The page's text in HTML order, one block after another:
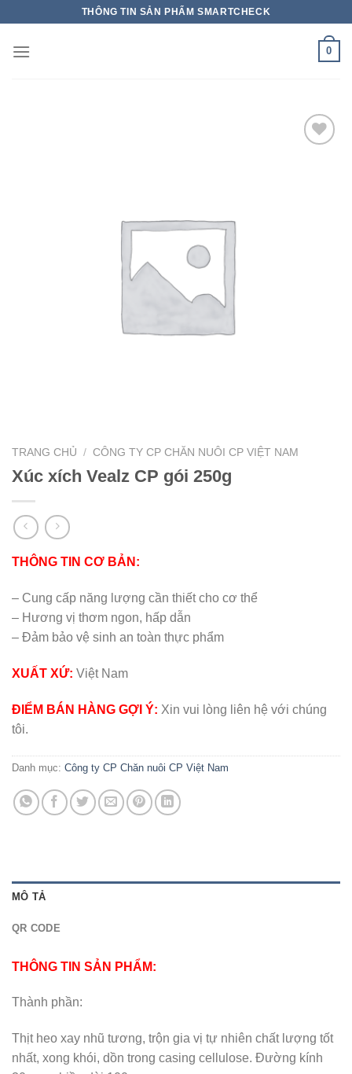
THÔNG TIN SẢN PHẨM SMARTCHECK
0
TRANG CHỦ / CÔNG TY CP CHĂN NUÔI CP VIỆT NAM
Xúc xích Vealz CP gói 250g
THÔNG TIN CƠ BẢN:
– Cung cấp năng lượng cần thiết cho cơ thể
– Hương vị thơm ngon, hấp dẫn
– Đảm bảo vệ sinh an toàn thực phẩm
XUẤT XỨ: Việt Nam
ĐIỂM BÁN HÀNG GỢI Ý: Xin vui lòng liên hệ với chúng
tôi.
Danh mục: Công ty CP Chăn nuôi CP Việt Nam
MÔ TẢ
QR CODE
THÔNG TIN SẢN PHẨM:
Thành phần:
Thịt heo xay nhũ tương, trộn gia vị tự nhiên chất lượng tốt
nhất, xong khói, dồn trong casing cellulose. Đường kính